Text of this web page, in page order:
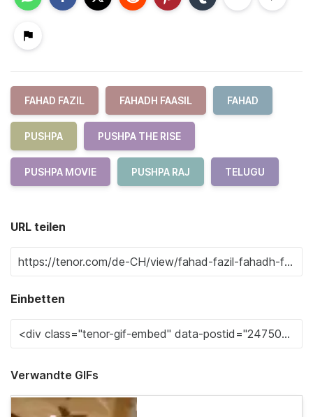
FAHAD FAZIL FAHADH FAASIL FAHAD
PUSHPA PUSHPA THE RISE
PUSHPA MOVIE PUSHPA RAJ TELUGU
URL teilen
Einbetten
Verwandte GIFs